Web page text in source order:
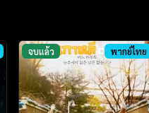
จบแล้ว พากย์ไทย